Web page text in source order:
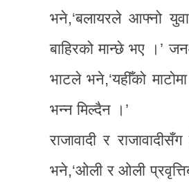
भने,‘बलायरले आफ्नो युवा
बाहिरको मान्छे भए ।’
भाटले भने,‘यहीँको
भन्न मिल्दैन ।’
राजावादी र
भने,‘ओली र ओली